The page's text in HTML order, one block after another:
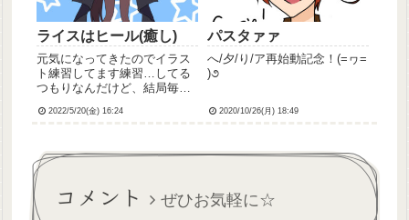
ライスはヒール(癒し)
元気になってきたのでイラス
ト練習してます練習…してる
つもりなんだけど、結局毎度
同じようなポーズ、同じよう
るだけだし…という言い訳ご
にょごにょ描くのはすきなん
だけど...
2022/5/20(金) 16:24
パスタァァ
へ/夕/り/ア再始動記念！(=ヮ=
)૭
2020/10/26(月) 18:49
コメント ぜひお気軽に☆